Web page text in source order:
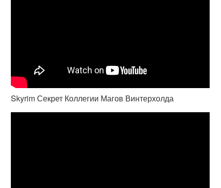
Skyrim Секрет Коллегии Магов Винтерхолда